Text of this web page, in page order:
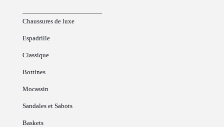
Chaussures de luxe
Espadrille
Classique
Bottines
Mocassin
Sandales et Sabots
Baskets